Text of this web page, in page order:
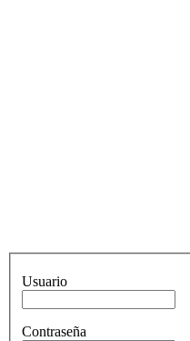
Usuario
Contraseña